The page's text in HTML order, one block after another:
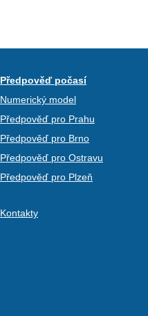
Předpověď počasí
Numerický model
Předpověď pro Prahu
Předpověď pro Brno
Předpověď pro Ostravu
Předpověď pro Plzeň
Kontakty